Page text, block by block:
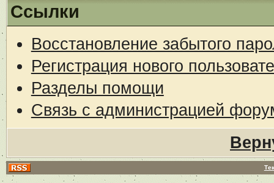
Ссылки
Восстановление забытого
Регистрация нового
Разделы помощи
Связь с администрацией